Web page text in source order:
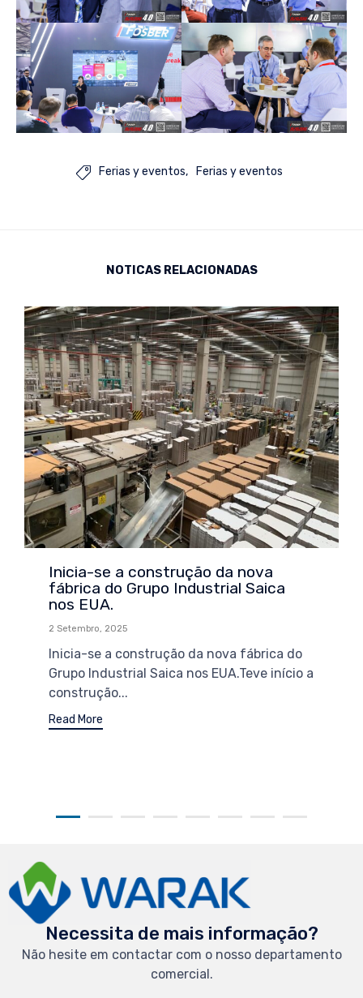
 Ferias y eventos Ferias y eventos
NOTICAS RELACIONADAS
Inicia-se a construção da nova
fábrica do Grupo Industrial Saica
nos EUA.
2 Setembro, 2025
Inicia-se a construção da nova fábrica do
Grupo Industrial Saica nos EUA.Teve início a
construção...
Read More
Necessita de mais informação?
Não hesite em contactar com o nosso departamento
comercial.